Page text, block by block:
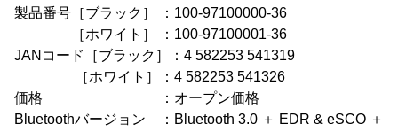
製品番号［ブラック］ ：100-97100000-36
［ホワイト］ ：100-97100001-36
JANコード［ブラック］：4 582253 541319
［ホワイト］：4 582253 541326
価格 ：オープン価格
Bluetoothバージョン ：Bluetooth 3.0 ＋ EDR & eSCO ＋